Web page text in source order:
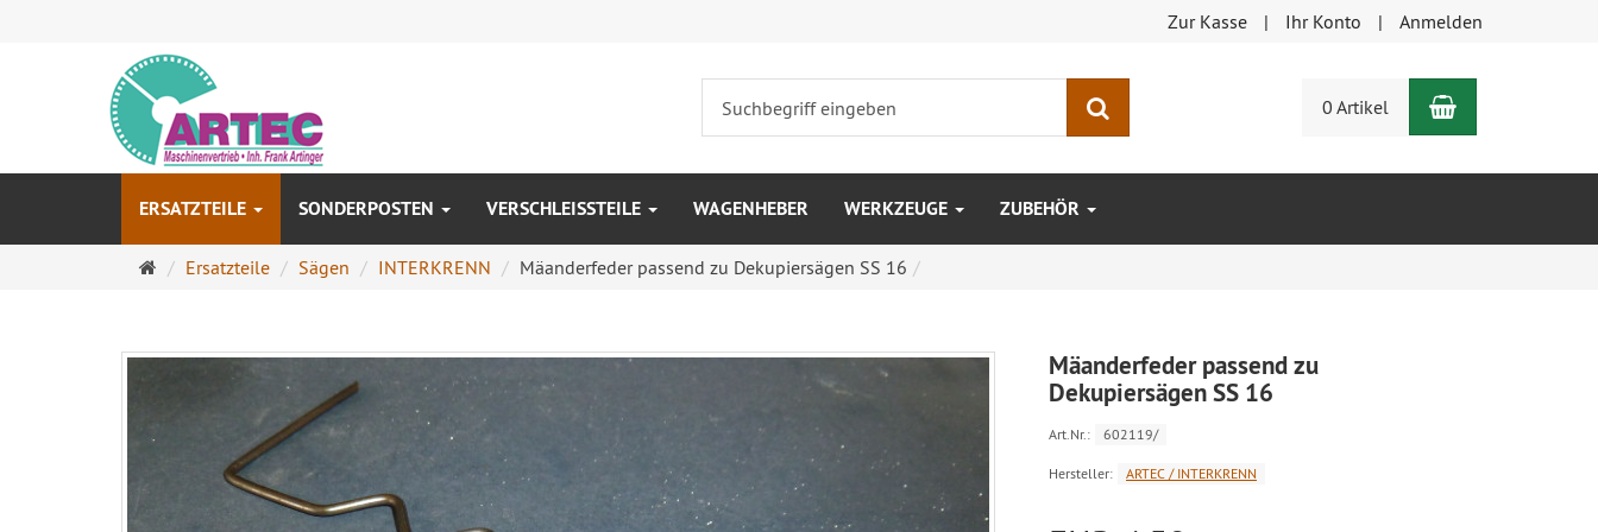
Zur Kasse Ihr Konto Anmelden
0 Artikel Warenkorb
ERSATZTEILE SONDERPOSTEN VERSCHLEISSTEILE WAGENHEBER WERKZEUGE ZUBEHÖR
Startseite
Ersatzteile Sägen INTERKRENN Mäanderfeder passend zu Dekupiersägen SS 16
Mäanderfeder passend zu
Dekupiersägen SS 16
Art.Nr.: 602119/
Hersteller: ARTEC / INTERKRENN